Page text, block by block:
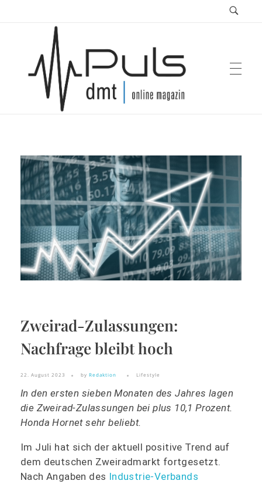
Puls Magazin
Zukunft der Mobilität
Zweirad-Zulassungen:
Nachfrage bleibt hoch
22. August 2023 by Redaktion Lifestyle
In den ersten sieben Monaten des Jahres lagen
die Zweirad-Zulassungen bei plus 10,1 Prozent.
Honda Hornet sehr beliebt.
Im Juli hat sich der aktuell positive Trend auf
dem deutschen Zweiradmarkt fortgesetzt.
Nach Angaben des Industrie-Verbands